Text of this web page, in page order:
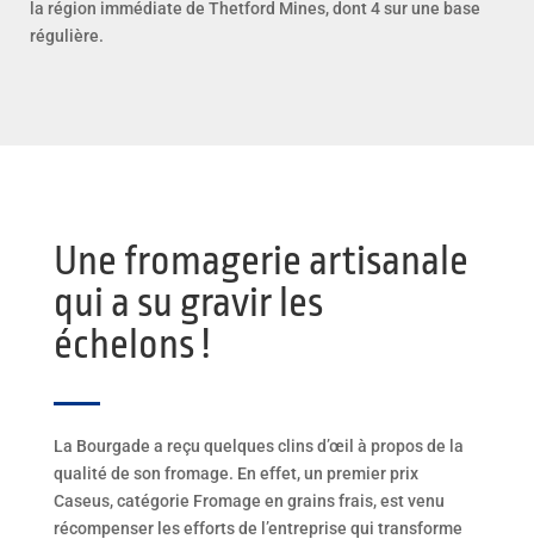
la région immédiate de Thetford Mines, dont 4 sur une base
régulière.
Une fromagerie artisanale
qui a su gravir les
échelons !
La Bourgade a reçu quelques clins d’œil à propos de la
qualité de son fromage. En effet, un premier prix
Caseus, catégorie Fromage en grains frais, est venu
récompenser les efforts de l’entreprise qui transforme